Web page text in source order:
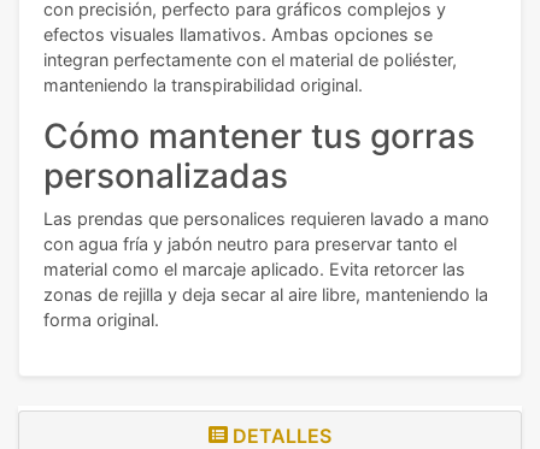
con precisión, perfecto para gráficos complejos y
efectos visuales llamativos. Ambas opciones se
integran perfectamente con el material de poliéster,
manteniendo la transpirabilidad original.
Cómo mantener tus gorras
personalizadas
Las prendas que personalices requieren lavado a mano
con agua fría y jabón neutro para preservar tanto el
material como el marcaje aplicado. Evita retorcer las
zonas de rejilla y deja secar al aire libre, manteniendo la
forma original.
DETALLES